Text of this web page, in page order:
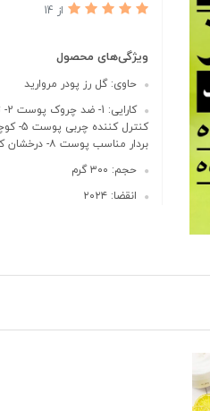
از 14
ویژگی‌های محصول
حاوی: گل رز پودر مروارید
بردار مناسب پوست ۸- درخشان کننده پوست ۹- روشن کننده پوست
حجم: ۳۰۰ گرم
انقضا: ۲۰۲۴